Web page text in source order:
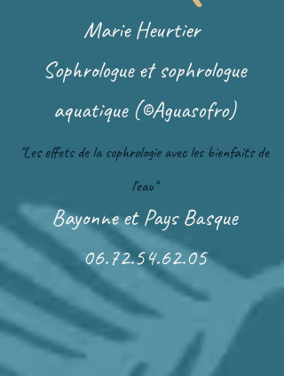
Marie Heurtier
Sophrologue et sophrologue
aquatique (©Aguasofro)
"Les effets de la sophrologie avec les bienfaits de
l'eau"
Bayonne et Pays Basque
06.72.54.62.05